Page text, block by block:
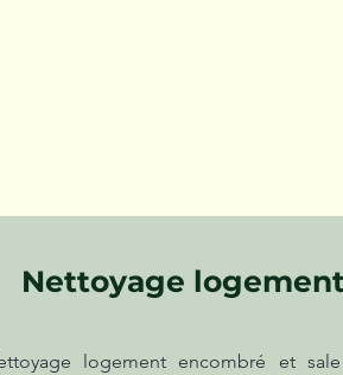
Nettoyage
logement encombré et